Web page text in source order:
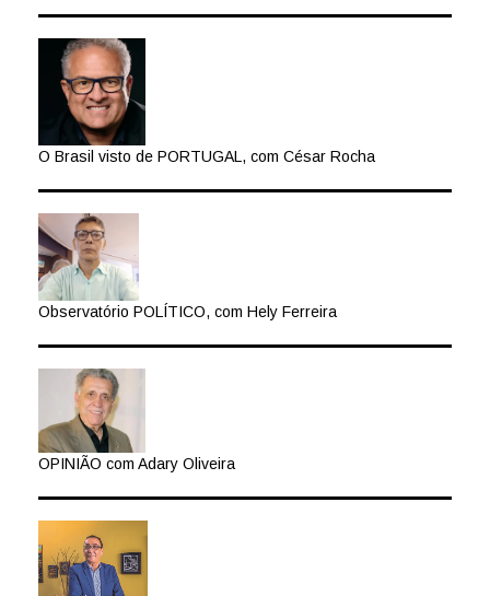
O Brasil visto de PORTUGAL, com César Rocha
Observatório POLÍTICO, com Hely Ferreira
OPINIÃO com Adary Oliveira